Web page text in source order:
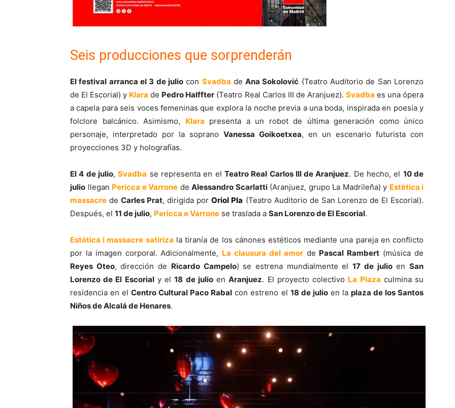
Seis producciones que sorprenderán
El festival arranca el 3 de juliocon Svadba deAna Sokolović (Teatro Auditorio de San Lorenzo
de El Escorial) y Klara de Pedro Halffter (Teatro Real Carlos III de Aranjuez). Svadba es una ópera
a capela para seis voces femeninas que explora la noche previa a una boda, inspirada en poesía y
folclore balcánico. Asimismo, Klara presenta a un robot de última generación como único
personaje, interpretado por la soprano Vanessa Goikoetxea, en un escenario futurista con
proyecciones 3D y holografías.
El 4 de julio,Svadba se representa en el Teatro Real Carlos III de Aranjuez. De hecho, el 10 de
julio llegan Pericca e Varrone de Alessandro Scarlatti(Aranjuez, grupo La Madrileña) y Estètica i
massacre deCarles Prat, dirigida porOriol Pla (Teatro Auditorio de San Lorenzo de El Escorial).
Después, el 11 de julio, Pericca e Varrone se traslada a San Lorenzo de El Escorial.
Estètica i massacre satiriza la tiranía de los cánones estéticos mediante una pareja en conflicto
por la imagen corporal. Adicionalmente, La clausura del amorde Pascal Rambert (música de
Reyes Oteo, dirección de Ricardo Campelo) se estrena mundialmente el17 de julioenSan
Lorenzo de El Escorialy el18 de julioenAranjuez. El proyecto colectivo La Plaza culmina su
residencia en elCentro Cultural Paco Rabal con estreno el 18 de julioen la plaza de los Santos
Niños de Alcalá de Henares.